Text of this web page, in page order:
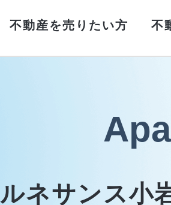
不動産を売りたい方 不
ルネサンス小